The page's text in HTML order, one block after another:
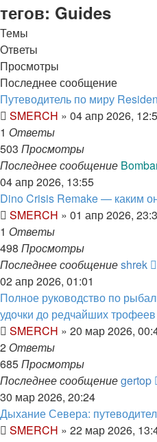
тегов: Guides
Темы
Ответы
Просмотры
Последнее сообщение
Путеводитель по миру
SMERCH » 04 апр 2026,
1 Ответы
503 Просмотры
Последнее сообщение
04 апр 2026, 13:55
Dino Crisis Remake — каким
SMERCH » 01 апр 2026,
1 Ответы
498 Просмотры
Последнее сообщениеshrek
02 апр 2026, 01:01
Полное руководство по
удочки до редчайших трофеев
SMERCH » 20 мар 2026,
2 Ответы
685Просмотры
Последнее сообщениеgertop
30 мар 2026, 20:24
Дыхание Севера:
SMERCH » 22 мар 2026,